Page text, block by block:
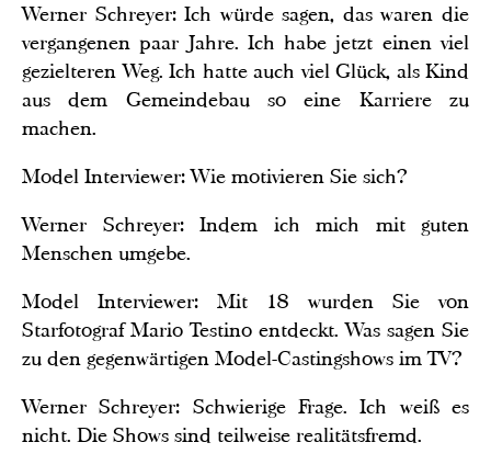
Werner Schreyer: Ich würde sagen, das waren die
vergangenen paar Jahre. Ich habe jetzt einen viel
gezielteren Weg. Ich hatte auch viel Glück, als Kind
aus dem Gemeindebau so eine Karriere zu
machen.
Model Interviewer: Wie motivieren Sie sich?
Werner Schreyer: Indem ich mich mit guten
Menschen umgebe.
Model Interviewer: Mit 18 wurden Sie von
Starfotograf Mario Testino entdeckt. Was sagen Sie
zu den gegenwärtigen Model-Castingshows im TV?
Werner Schreyer: Schwierige Frage. Ich weiß es
nicht. Die Shows sind teilweise realitätsfremd.